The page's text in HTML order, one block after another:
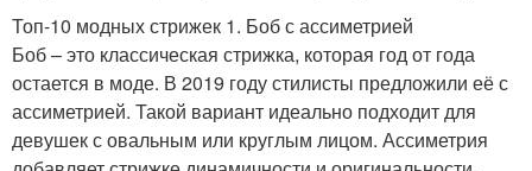
Топ-10 модных стрижек 1. Боб с ассиметрией
Боб – это классическая стрижка, которая год от года
остается в моде. В 2019 году стилисты предложили её с
ассиметрией. Такой вариант идеально подходит для
девушек с овальным или круглым лицом. Ассиметрия